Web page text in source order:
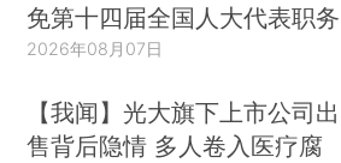
免第十四届全国人大代表职务
2026年08月07日
【我闻】光大旗下上市公司出
售背后隐情 多人卷入医疗腐